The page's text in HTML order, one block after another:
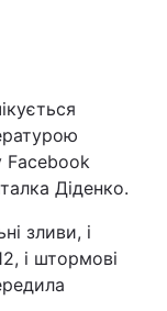
Facebook
Діденко.
зливи, і
і штормові